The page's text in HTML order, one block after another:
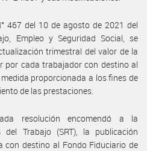
467 del 10 de agosto de 2021 del
Empleo y Seguridad Social, se
trimestral del valor de la
por cada trabajador con destino al
proporcionada a los fines de
de las prestaciones.
resolución encomendó a la
del Trabajo (SRT), la publicación
con destino al Fondo Fiduciario de